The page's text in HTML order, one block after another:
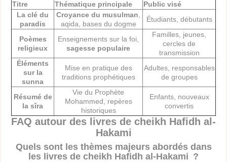
Titre Thématique principale
Public visé
La clé du
paradis
Croyance du musulman
aqida, bases du dogme
Étudiants, débutants
Poèmes
religieux
Enseignements sur la foi,
sagesse populaire
Familles, jeunes,
cercles de
transmission
Éléments
sur la
sunna
Mise en pratique des
traditions prophétiques
Adultes, responsables
de groupes
Résumé de
la sîra
Vie du Prophète
Mohammed, repères
historiques
Enfants, nouveaux
convertis
FAQ autour des livres de cheikh Hafidh al-
Hakami
Quels sont les thèmes majeurs abordés dans
les livres de cheikh Hafidh al-Hakami ?